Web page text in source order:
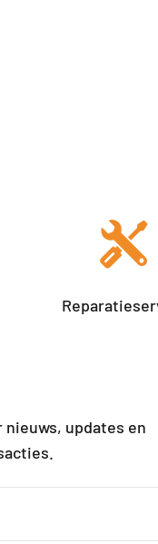
nieuws, updates en